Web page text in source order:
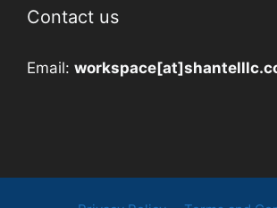
Contact us
Email: